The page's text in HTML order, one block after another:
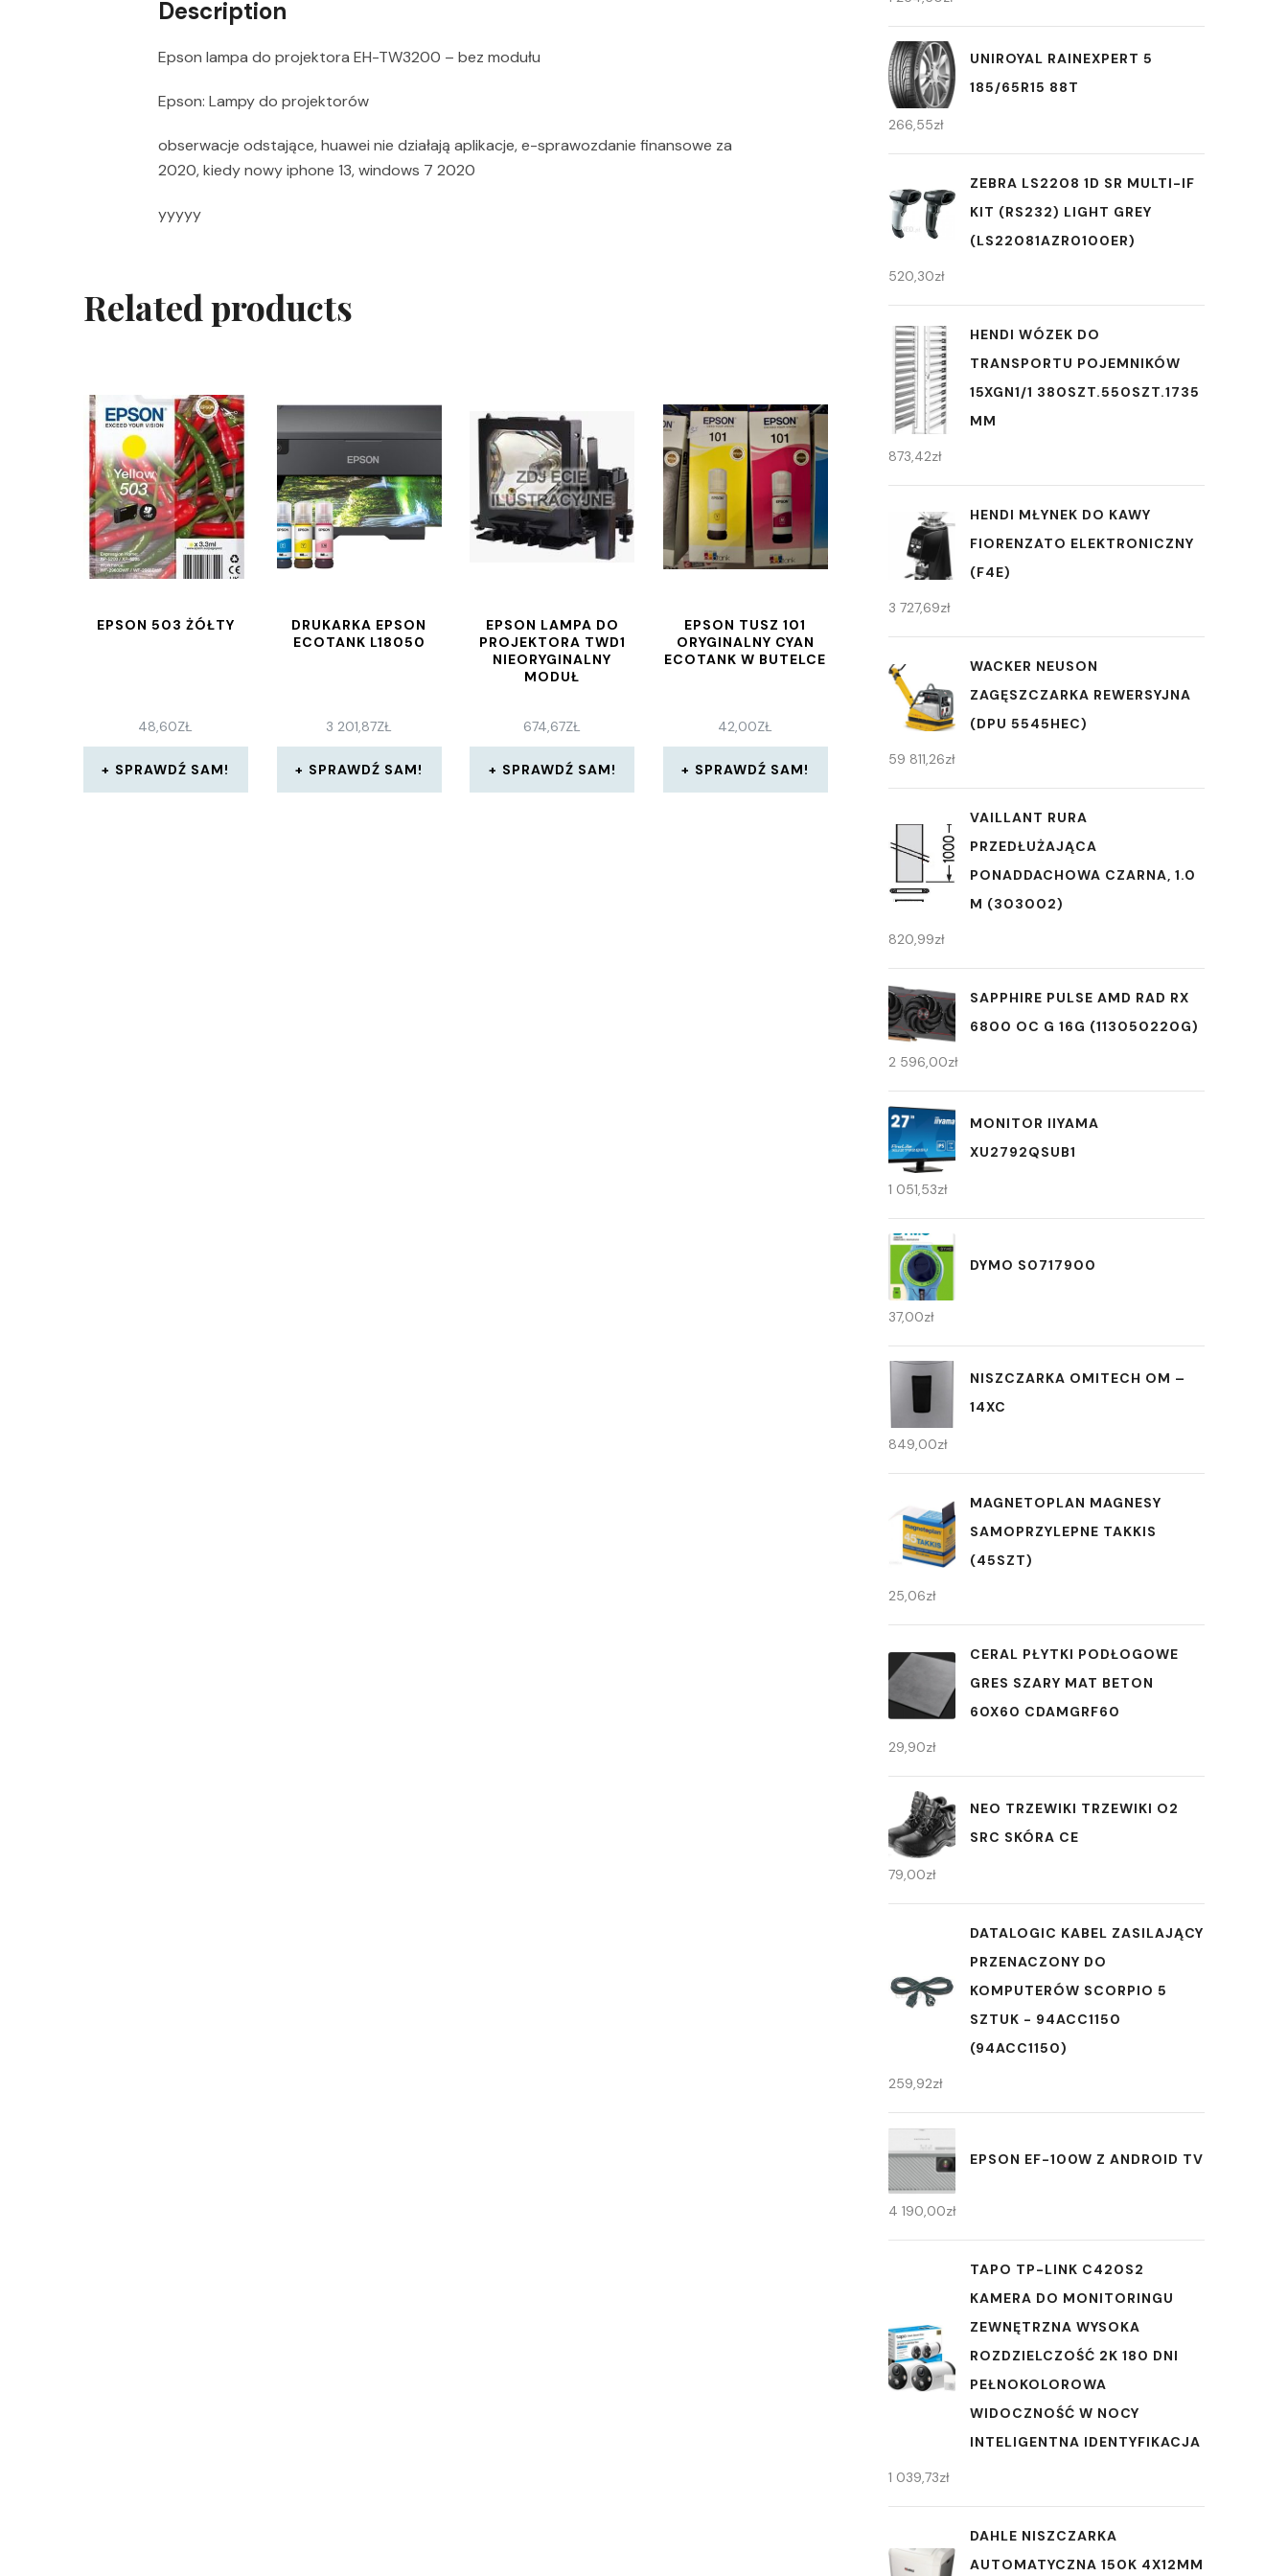
Description
Epson lampa do projektora EH-TW3200 – bez modułu
Epson: Lampy do projektorów
obserwacje odstające, huawei nie działają aplikacje, e-sprawozdanie finansowe za
2020, kiedy nowy iphone 13, windows 7 2020
yyyyy
Related products
EPSON 503 ŻÓŁTY
48,60ZŁ
SPRAWDŹ SAM!
DRUKARKA EPSON
ECOTANK L18050
3 201,87ZŁ
SPRAWDŹ SAM!
EPSON LAMPA DO
PROJEKTORA TWD1
NIEORYGINALNY
MODUŁ
674,67ZŁ
SPRAWDŹ SAM!
EPSON TUSZ 101
ORYGINALNY CYAN
ECOTANK W BUTELCE
42,00ZŁ
SPRAWDŹ SAM!
UNIROYAL RAINEXPERT 5
185/65R15 88T
266,55zł
ZEBRA LS2208 1D SR MULTI-IF
KIT (RS232) LIGHT GREY
(LS22081AZR0100ER)
520,30zł
HENDI WÓZEK DO
TRANSPORTU POJEMNIKÓW
15XGN1/1 380SZT.550SZT.1735
MM
873,42zł
HENDI MŁYNEK DO KAWY
FIORENZATO ELEKTRONICZNY
(F4E)
3 727,69zł
WACKER NEUSON
ZAGĘSZCZARKA REWERSYJNA
(DPU 5545HEC)
59 811,26zł
VAILLANT RURA
PRZEDŁUŻAJĄCA
PONADDACHOWA CZARNA, 1.0
M (303002)
820,99zł
SAPPHIRE PULSE AMD RAD RX
6800 OC G 16G (113050220G)
2 596,00zł
MONITOR IIYAMA
XU2792QSUB1
1 051,53zł
DYMO S0717900
37,00zł
NISZCZARKA OMITECH OM –
14XC
849,00zł
MAGNETOPLAN MAGNESY
SAMOPRZYLEPNE TAKKIS
(45SZT)
25,06zł
CERAL PŁYTKI PODŁOGOWE
GRES SZARY MAT BETON
60X60 CDAMGRF60
29,90zł
NEO TRZEWIKI TRZEWIKI O2
SRC SKÓRA CE
79,00zł
DATALOGIC KABEL ZASILAJĄCY
PRZENACZONY DO
KOMPUTERÓW SCORPIO 5
SZTUK - 94ACC1150
(94ACC1150)
259,92zł
EPSON EF-100W Z ANDROID TV
4 190,00zł
TAPO TP-LINK C420S2
KAMERA DO MONITORINGU
ZEWNĘTRZNA WYSOKA
ROZDZIELCZOŚĆ 2K 180 DNI
PEŁNOKOLOROWA
WIDOCZNOŚĆ W NOCY
INTELIGENTNA IDENTYFIKACJA
1 039,73zł
DAHLE NISZCZARKA
AUTOMATYCZNA 150K 4X12MM